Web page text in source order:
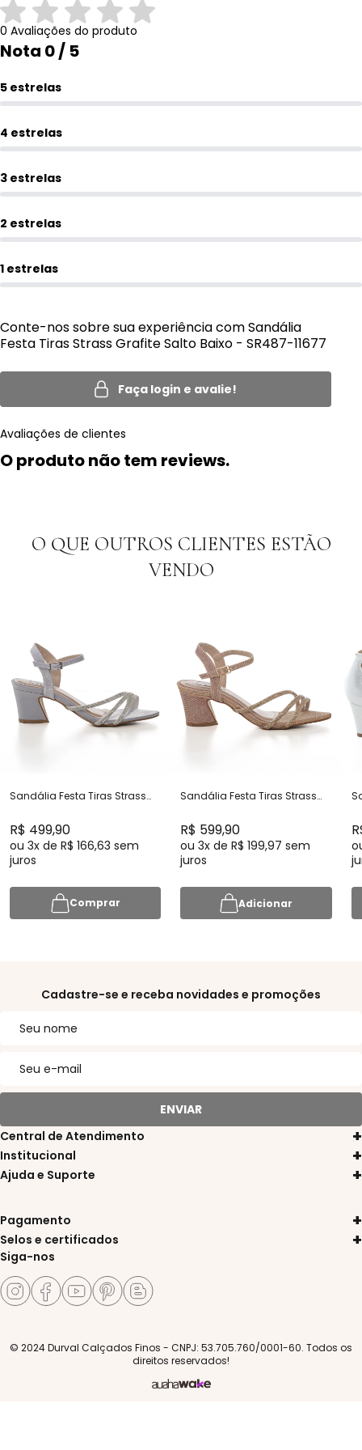
0 Avaliações do produto
Nota 0 / 5
5 estrelas
4 estrelas
3 estrelas
2 estrelas
1 estrelas
Conte-nos sobre sua experiência com Sandália
Festa Tiras Strass Grafite Salto Baixo - SR487-11677
Faça login e avalie!
Avaliações de clientes
O produto não tem reviews.
O QUE OUTROS CLIENTES ESTÃO
VENDO
Sandália Festa Tiras Strass
11677
R$ 499,90
ou 3x de R$ 166,63 sem
juros
Comprar
Sandália Festa Tiras Strass
R$ 599,90
ou3x deR$ 199,97 sem
juros
Adicionar
Cadastre-se e receba novidades e promoções
ENVIAR
Central de Atendimento
11 3311-8080
11 97572-0836
Atendimento de Seg. a Sex. das 9h às 17h
Institucional
Sobre a Durval
Portal de Pedidos
Nossas Lojas
Ajuda e Suporte
Entrega
Pagamentos
Central de Atendimento
Pagamento
Selos e certificados
Siga-nos
© 2024 Durval Calçados Finos - CNPJ: 53.705.760/0001-60. Todos os
direitos reservados!